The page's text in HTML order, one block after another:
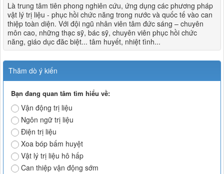
Là trung tâm tiên phong nghiên cứu, ứng dụng các phương pháp
vật lý trị liệu - phục hồi chức năng trong nước và quốc tế vào can
thiệp toàn diện. Với đội ngũ nhân viên tâm đức sáng – chuyên
môn cao, những thạc sỹ, bác sỹ, chuyên viên phục hồi chức
năng, giáo dục đăc biệt... tâm huyết, nhiệt tình...
Thăm dò ý kiến
Bạn đang quan tâm tìm hiểu về:
Vận động trị liệu
Ngôn ngữ trị liệu
Điện trị liệu
Xoa bóp bấm huyệt
Vật lý trị liệu hô hấp
Can thiệp vận động sớm